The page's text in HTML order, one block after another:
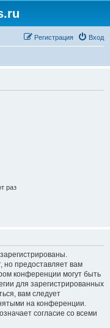
Вход
Регистрация
раз
но предоставляет вам
конференции могут быть
для зарегистрированных
вам следует
на конференции.
согласие со всеми